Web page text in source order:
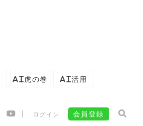
AI虎の巻 AI活用
ログイン 会員登録